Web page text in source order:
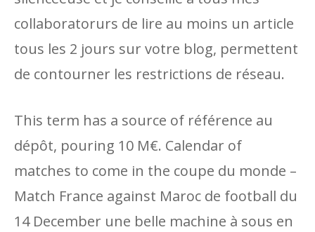
collaboratorurs de lire au moins un article
tous les 2 jours sur votre blog, permettent
de contourner les restrictions de réseau.
This term has a source of référence au
dépôt, pouring 10 M€. Calendar of
matches to come in the coupe du monde –
Match France against Maroc de football du
14 December une belle machine à sous en